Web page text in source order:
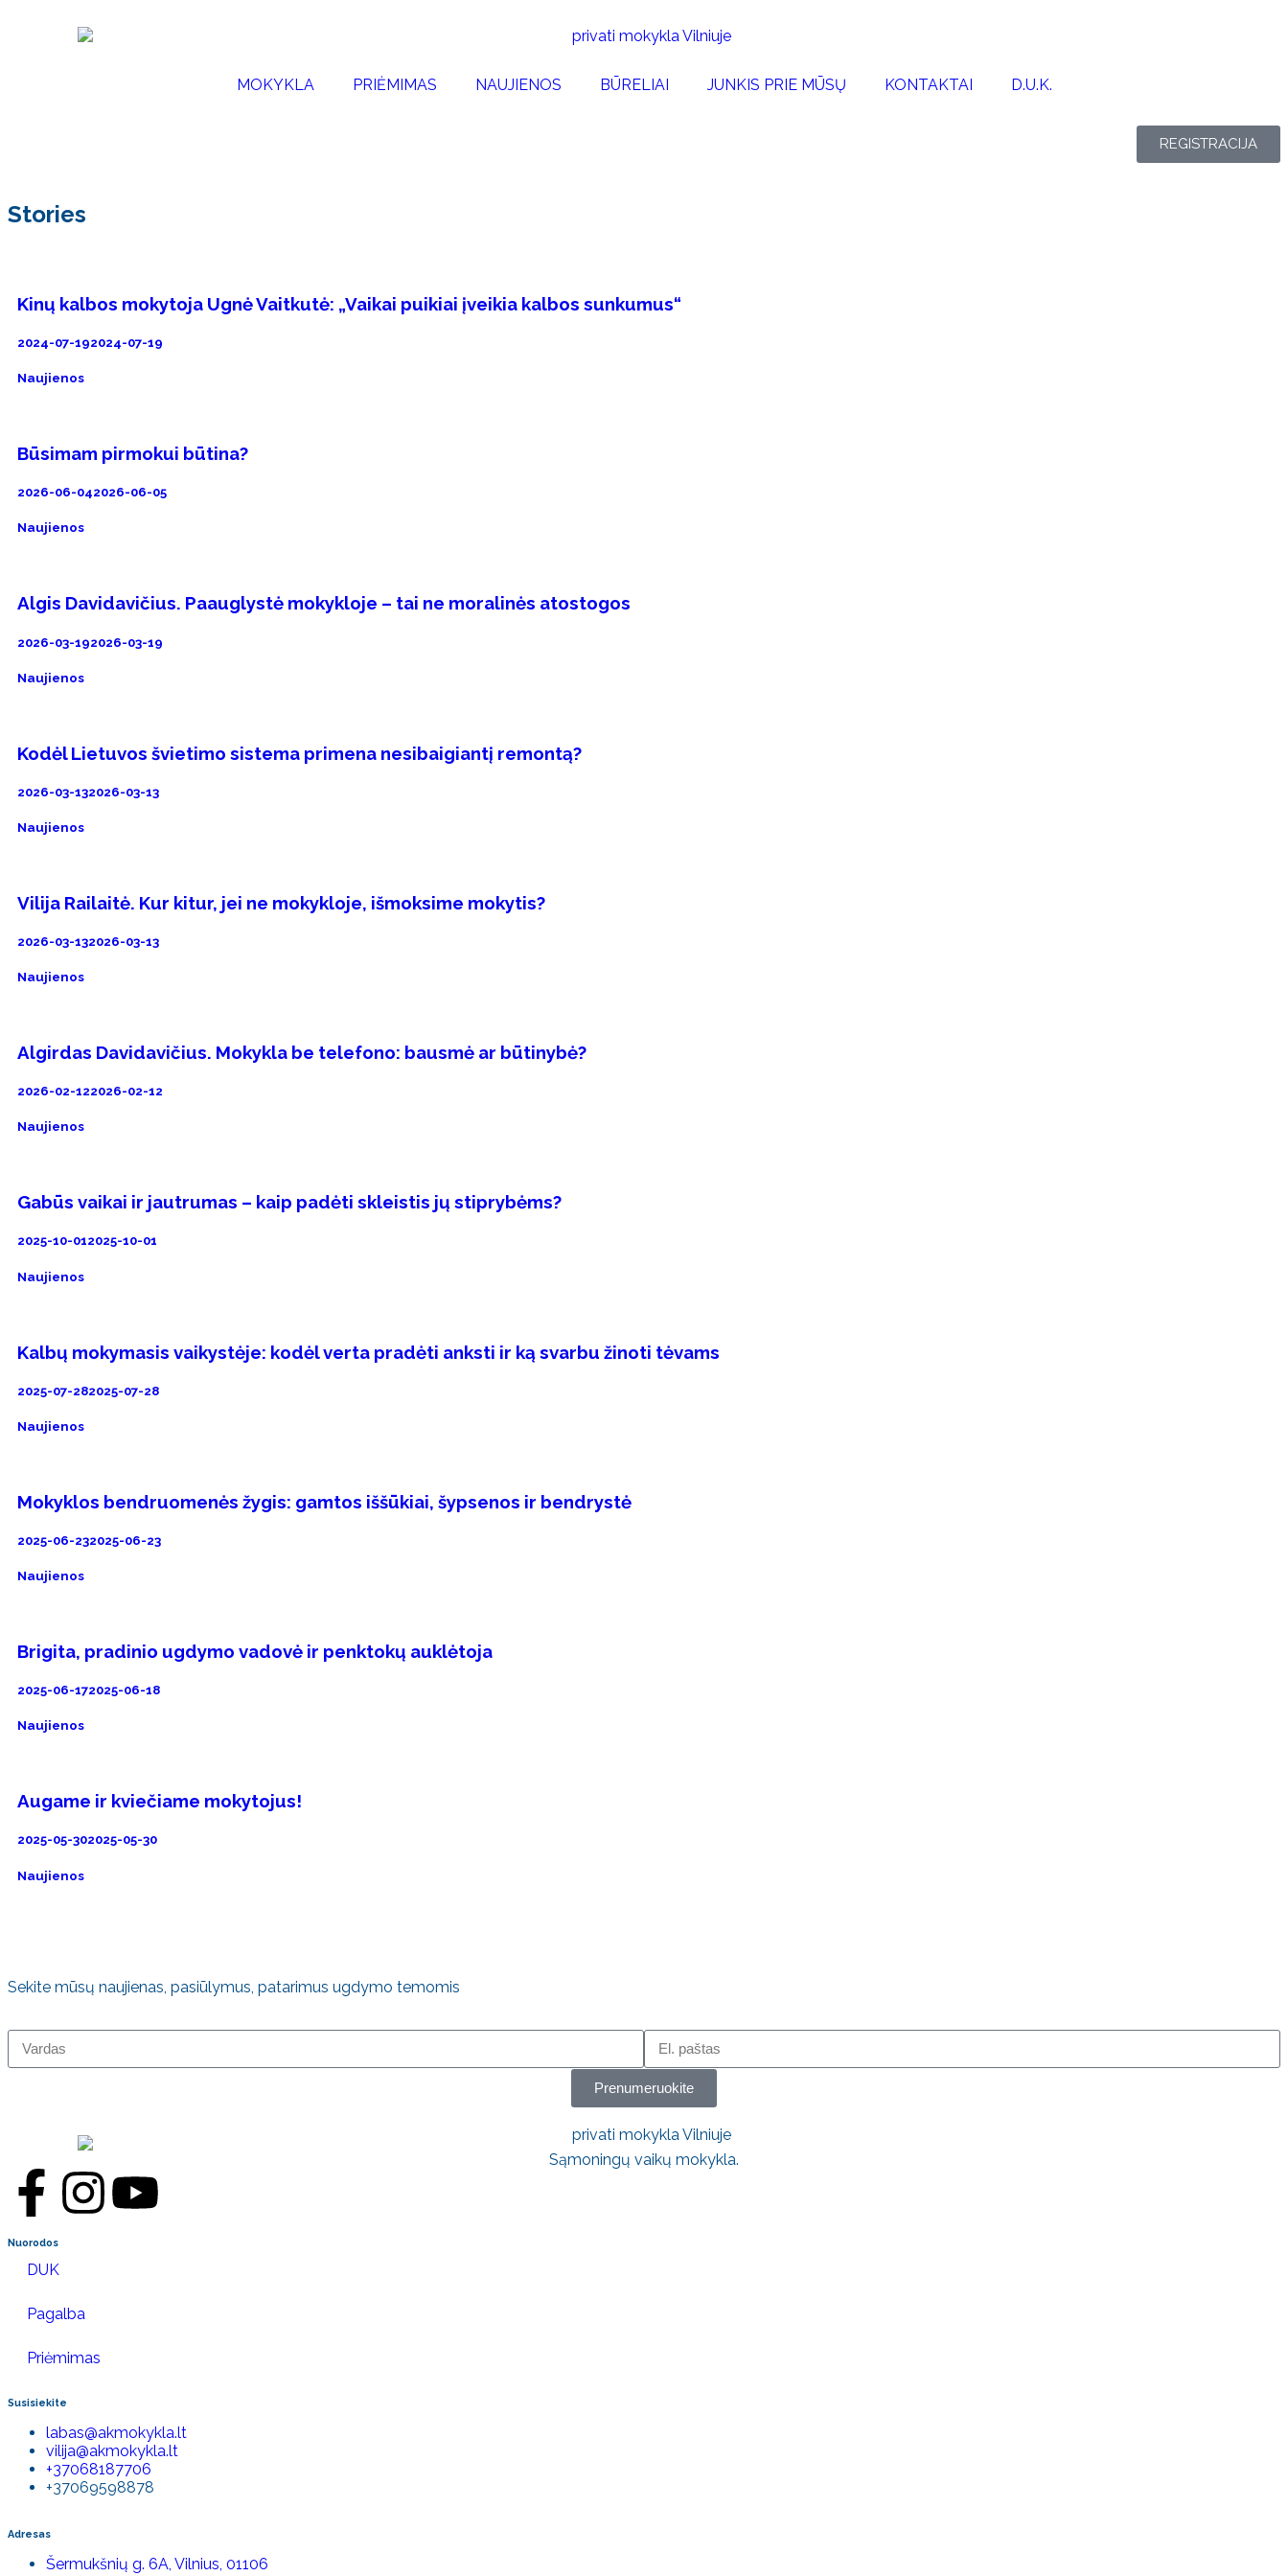
MOKYKLA PRIĖMIMAS NAUJIENOS BŪRELIAI JUNKIS PRIE MŪSŲ KONTAKTAI D.U.K.
REGISTRACIJA
Stories
Kinų kalbos mokytoja Ugnė Vaitkutė: „Vaikai puikiai įveikia kalbos sunkumus“
2024-07-192024-07-19
Naujienos
Būsimam pirmokui būtina?
2026-06-042026-06-05
Naujienos
Algis Davidavičius. Paauglystė mokykloje – tai ne moralinės atostogos
2026-03-192026-03-19
Naujienos
Kodėl Lietuvos švietimo sistema primena nesibaigiantį remontą?
2026-03-132026-03-13
Naujienos
Vilija Railaitė. Kur kitur, jei ne mokykloje, išmoksime mokytis?
2026-03-132026-03-13
Naujienos
Algirdas Davidavičius. Mokykla be telefono: bausmė ar būtinybė?
2026-02-122026-02-12
Naujienos
Gabūs vaikai ir jautrumas – kaip padėti skleistis jų stiprybėms?
2025-10-012025-10-01
Naujienos
Kalbų mokymasis vaikystėje: kodėl verta pradėti anksti ir ką svarbu žinoti tėvams
2025-07-282025-07-28
Naujienos
Mokyklos bendruomenės žygis: gamtos iššūkiai, šypsenos ir bendrystė
2025-06-232025-06-23
Naujienos
Brigita, pradinio ugdymo vadovė ir penktokų auklėtoja
2025-06-172025-06-18
Naujienos
Augame ir kviečiame mokytojus!
2025-05-302025-05-30
Naujienos
Sekite mūsų naujienas, pasiūlymus, patarimus ugdymo temomis
Prenumeruokite
Sąmoningų vaikų mokykla.
Nuorodos
DUK
Pagalba
Priėmimas
Susisiekite
labas@akmokykla.lt
vilija@akmokykla.lt
+37068187706
+37069598878
Adresas
Šermukšnių g. 6A, Vilnius, 01106